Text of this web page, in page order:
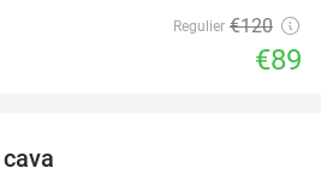
Regulier €120
€89